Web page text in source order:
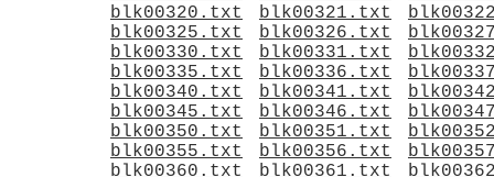
blk00320.txt
blk00321.txt
blk00325.txt
blk00326.txt
blk00330.txt
blk00331.txt
blk00335.txt
blk00336.txt
blk00340.txt
blk00341.txt
blk00345.txt
blk00346.txt
blk00350.txt
blk00351.txt
blk00355.txt
blk00356.txt
blk00360.txt
blk00361.txt